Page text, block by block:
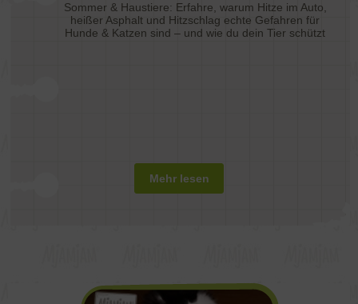
Sommer & Haustiere: Erfahre, warum Hitze im Auto,
heißer Asphalt und Hitzschlag echte Gefahren für
Hunde & Katzen sind – und wie du dein Tier schützt
Mehr lesen